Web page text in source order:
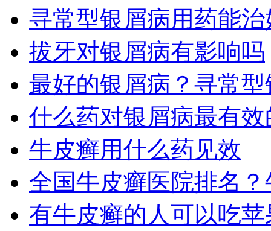
寻常型银屑病用药能治
拔牙对银屑病有影响吗
最好的银屑病？寻常
什么药对银屑病最有
牛皮癣用什么药见效
全国牛皮癣医院排名
有牛皮癣的人可以吃